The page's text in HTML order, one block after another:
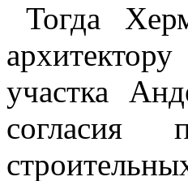
Тогда
участка
согласия